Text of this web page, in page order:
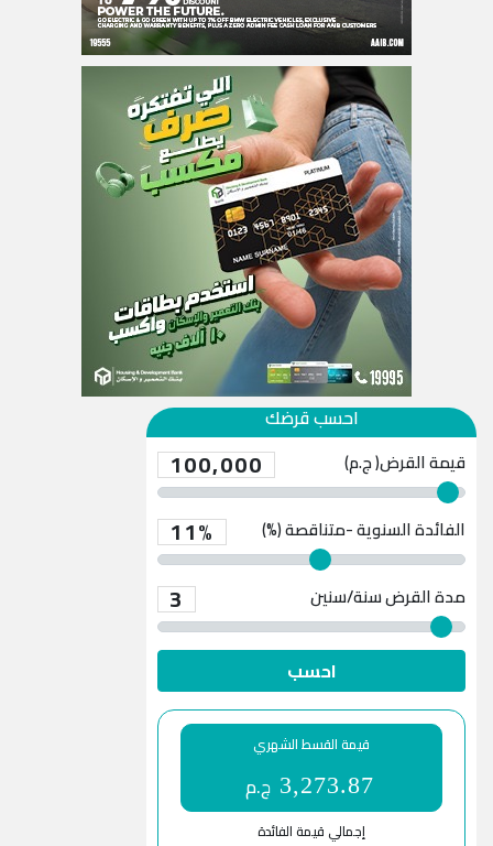
احسب قرضك
قيمة القرض( ج.م) 100,000
الفائدة السنوية -متناقصة (%) 11%
مدة القرض 3 سنة/سنين
احسب
قيمة القسط الشهري
3,273.87 ج.م
إجمالي قيمة الفائدة